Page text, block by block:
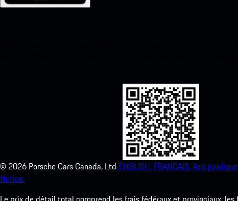
© 2026 Porsche Cars Canada, Ltd ENGLISH. FRANCAIS.Avis
Notice.